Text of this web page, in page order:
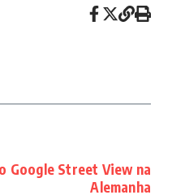
Google Street View na
Alemanha